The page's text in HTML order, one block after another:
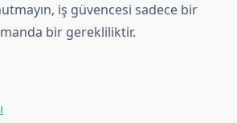
iş güvencesi sadece bir
bir gerekliliktir.